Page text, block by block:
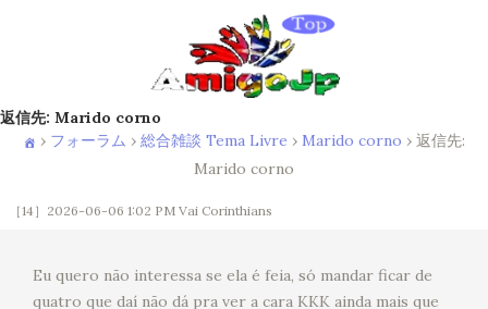
返信先: Marido corno
› フォーラム › 総合雑談 Tema Livre › Marido corno › 返信先:
Marido corno
［14］2026-06-06 1:02 PM Vai Corinthians
Eu quero não interessa se ela é feia, só mandar ficar de
quatro que daí não dá pra ver a cara KKK ainda mais que